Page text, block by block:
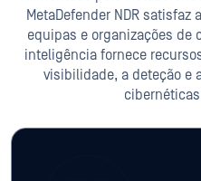
MetaDefender NDR
equipas e organizações de
inteligência fornece
visibilidade, a deteção e